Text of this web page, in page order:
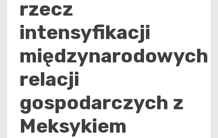
rzecz
intensyfikacji
międzynarodowych
relacji
gospodarczych z
Meksykiem